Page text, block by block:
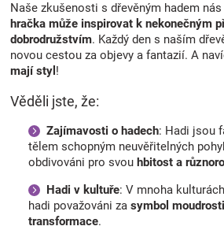
Naše zkušenosti s dřevěným hadem nás
hračka může inspirovat k nekonečným
dobrodružstvím. Každý den s naším
novou cestou za objevy a fantazií. A
mají styl !
Věděli jste, že:
Zajímavosti o hadech: Hadi jsou
tělem schopným neuvěřitelných
obdivováni pro svou hbitost a
Hadi v kultuře: V mnoha
hadi považováni za symbol
transformace.